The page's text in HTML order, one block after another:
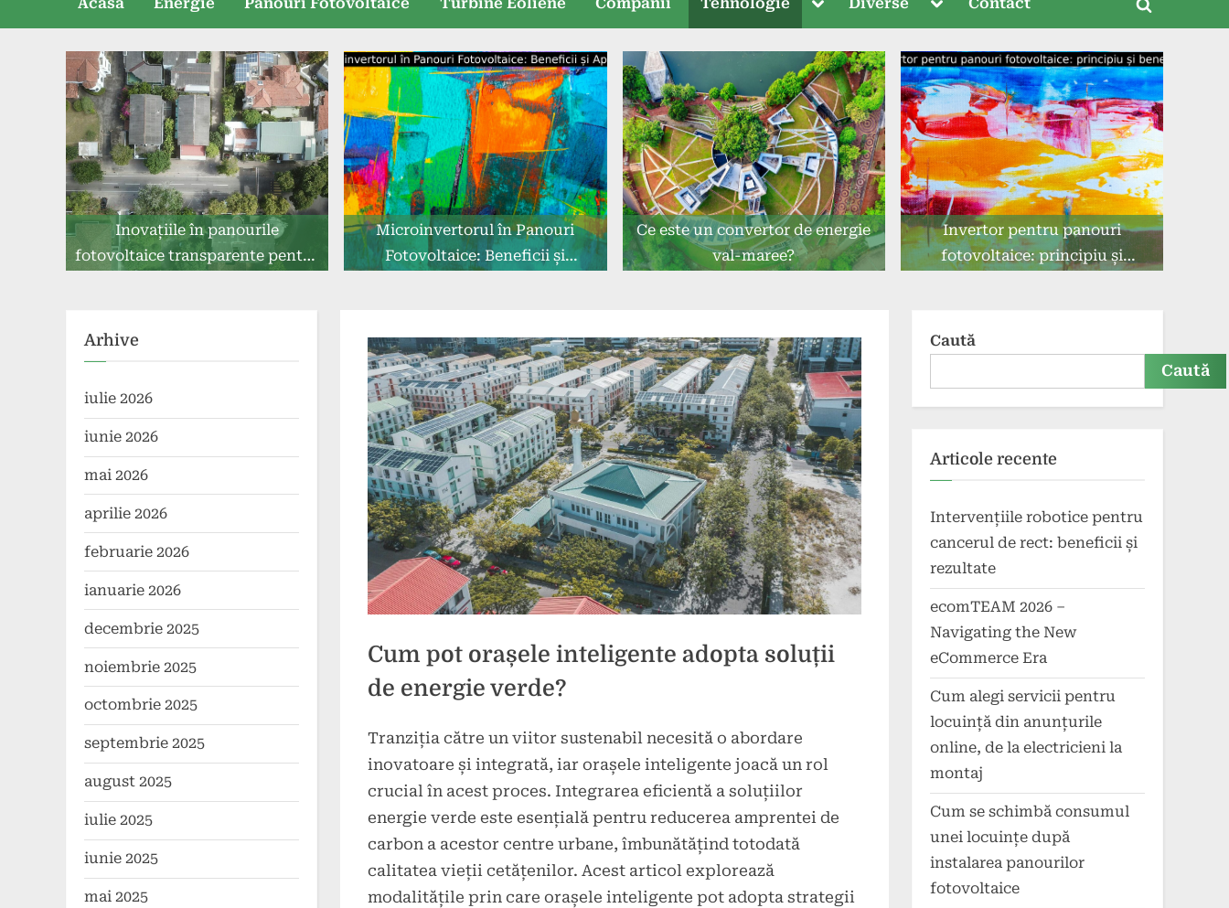
menu
menu
Toggle
form
Inovațiile în panourile
fotovoltaice transparente pentru
Microinvertorul în Panouri
Fotovoltaice: Beneficii și
Ce este un convertor de energie
val-maree?
Invertor pentru panouri
fotovoltaice: principiu și
Cum pot orașele inteligente adopta soluții
de energie verde?
Posted
on
ianuarie
2025
Tranziția către un viitor sustenabil necesită o abordare
inovatoare și integrată, iar orașele inteligente joacă un rol
crucial în acest proces. Integrarea eficientă a soluțiilor
energie verde este esențială pentru reducerea amprentei de
carbon a acestor centre urbane, îmbunătățind totodată
calitatea vieții cetățenilor. Acest articol explorează
modalitățile prin care orașele inteligente pot adopta strategii
Arhive
iulie 2026
iunie 2026
mai 2026
aprilie 2026
februarie 2026
ianuarie 2026
decembrie 2025
noiembrie 2025
octombrie 2025
septembrie 2025
august 2025
iulie 2025
iunie 2025
mai 2025
Caută
Caută
Articole recente
Intervențiile robotice pentru
cancerul de rect: beneficii și
rezultate
ecomTEAM 2026 –
Navigating the New
eCommerce Era
Cum alegi servicii pentru
locuință din anunțurile
online, de la electricieni la
montaj
Cum se schimbă consumul
unei locuințe după
instalarea panourilor
fotovoltaice